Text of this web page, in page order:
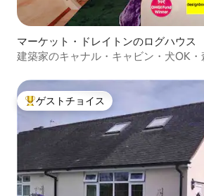
マーケット・ドレイトンのログハウス
建築家のキャナル・キャビン・犬OK・
大好評のゲストチョイスです。
ゲストチョイス